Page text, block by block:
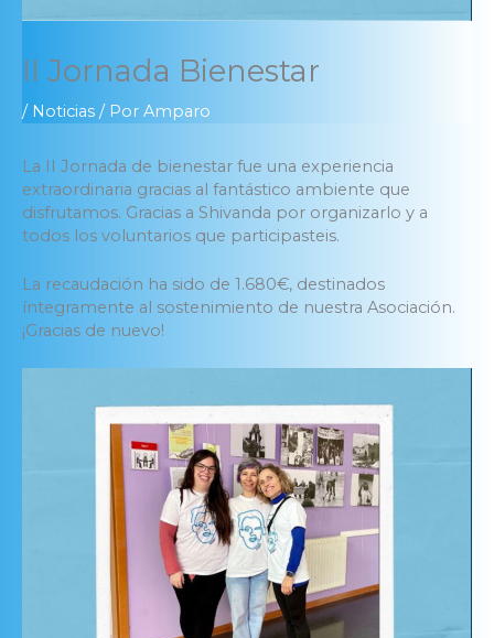
II Jornada Bienestar
/ Noticias / Por Amparo
La II Jornada de bienestar fue una experiencia
extraordinaria gracias al fantástico ambiente que
disfrutamos. Gracias a Shivanda por organizarlo y a
todos los voluntarios que participasteis.
La recaudación ha sido de 1.680€, destinados
íntegramente al sostenimiento de nuestra Asociación.
¡Gracias de nuevo!